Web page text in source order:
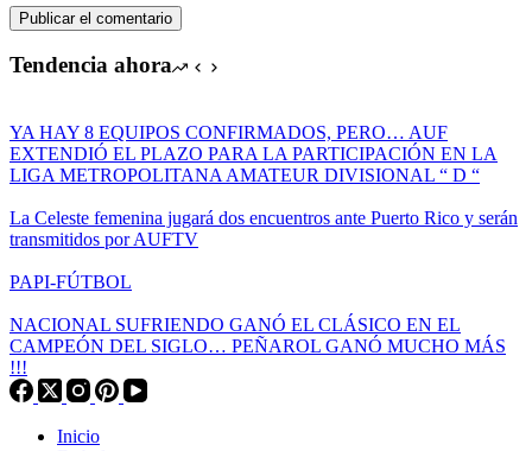
Publicar el comentario
Tendencia ahora
YA HAY 8 EQUIPOS CONFIRMADOS, PERO… AUF
EXTENDIÓ EL PLAZO PARA LA PARTICIPACIÓN EN LA
LIGA METROPOLITANA AMATEUR DIVISIONAL “ D “
La Celeste femenina jugará dos encuentros ante Puerto Rico y serán
transmitidos por AUFTV
PAPI-FÚTBOL
NACIONAL SUFRIENDO GANÓ EL CLÁSICO EN EL
CAMPEÓN DEL SIGLO… PEÑAROL GANÓ MUCHO MÁS
!!!
Inicio